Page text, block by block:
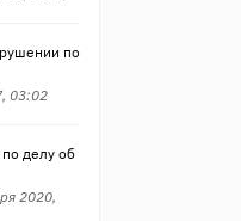
по
03:02
делу об
2020,